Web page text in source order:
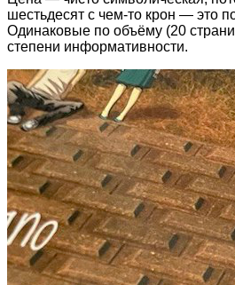
шестьдесят с чем-то крон — это
Одинаковые по объёму (20
степени информативности.